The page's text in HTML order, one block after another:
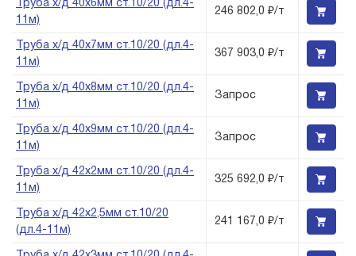
Труба х/д 40х6мм ст.10/20 (дл.4-
11м)
246 802,0 ₽/т
Труба х/д 40х7мм ст.10/20 (дл.4-
11м)
367 903,0 ₽/т
Труба х/д 40х8мм ст.10/20 (дл.4-
11м)
Запрос
Труба х/д 40х9мм ст.10/20 (дл.4-
11м)
Запрос
Труба х/д 42х2мм ст.10/20 (дл.4-
11м)
325 692,0 ₽/т
Труба х/д 42х2,5мм ст.10/20
(дл.4-11м)
241 167,0 ₽/т